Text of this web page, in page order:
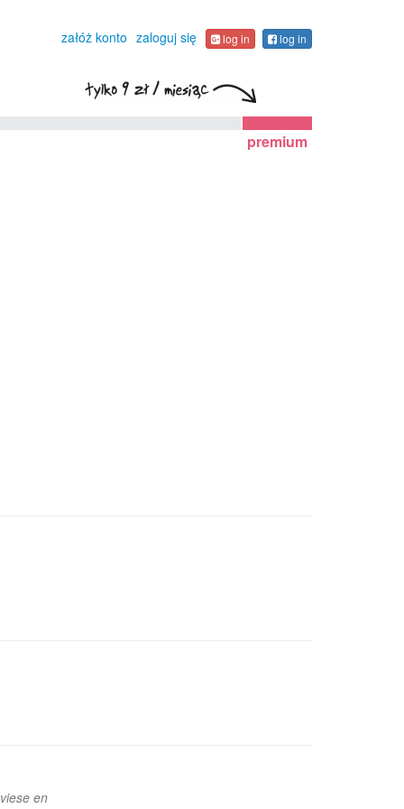
załóż konto zaloguj się log in log in
premium
en